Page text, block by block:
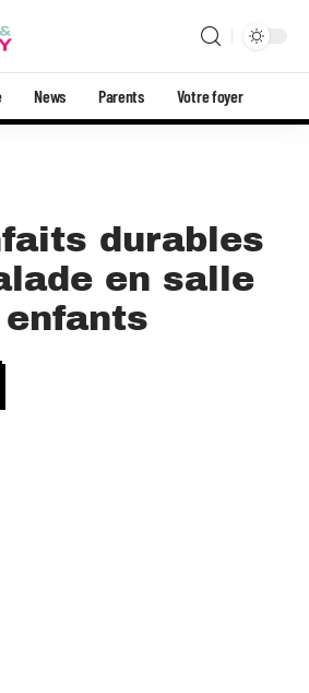
News Parents Votre foyer
durables
en salle